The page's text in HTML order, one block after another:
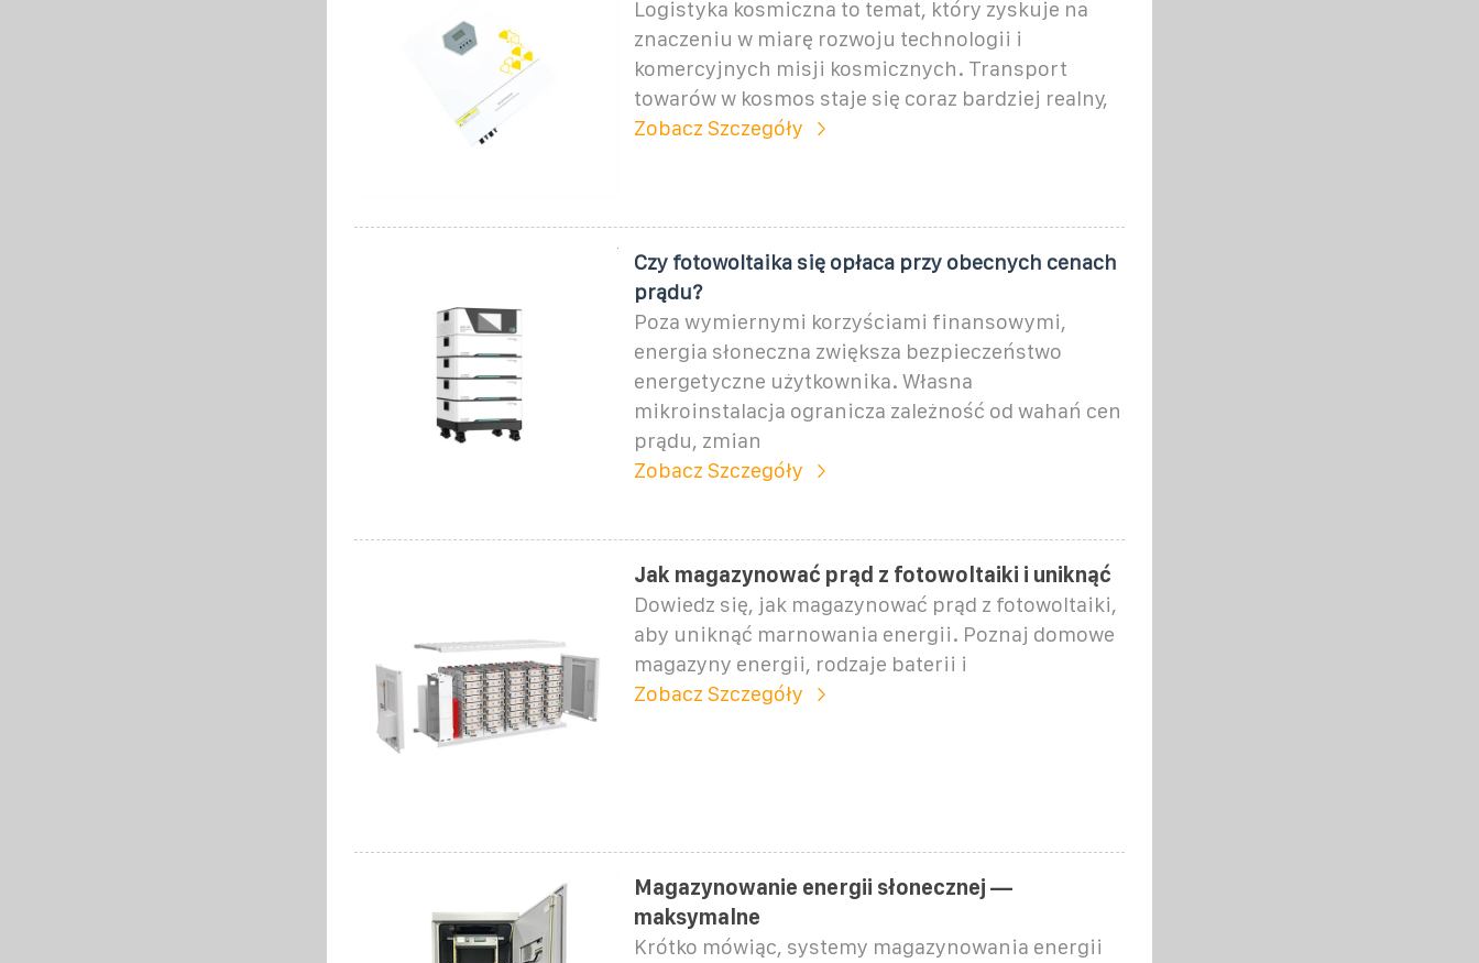
Logistyka kosmiczna to temat, który zyskuje na
znaczeniu w miarę rozwoju technologii i
komercyjnych misji kosmicznych. Transport
towarów w kosmos staje się coraz bardziej realny,
Zobacz Szczegóły
Czy fotowoltaika się opłaca przy obecnych cenach
prądu?
Poza wymiernymi korzyściami finansowymi,
energia słoneczna zwiększa bezpieczeństwo
energetyczne użytkownika. Własna
mikroinstalacja ogranicza zależność od wahań cen
prądu, zmian
Zobacz Szczegóły
Jak magazynować prąd z fotowoltaiki i uniknąć
Dowiedz się, jak magazynować prąd z fotowoltaiki,
aby uniknąć marnowania energii. Poznaj domowe
magazyny energii, rodzaje baterii i
Zobacz Szczegóły
Magazynowanie energii słonecznej —
maksymalne
Krótko mówiąc, systemy magazynowania energii